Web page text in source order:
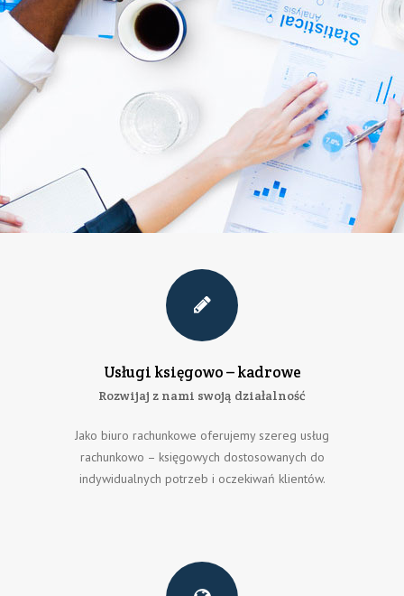
Usługi księgowo – kadrowe
Rozwijaj z nami swoją działalność
Jako biuro rachunkowe oferujemy szereg usług
rachunkowo – księgowych dostosowanych do
indywidualnych potrzeb i oczekiwań klientów.